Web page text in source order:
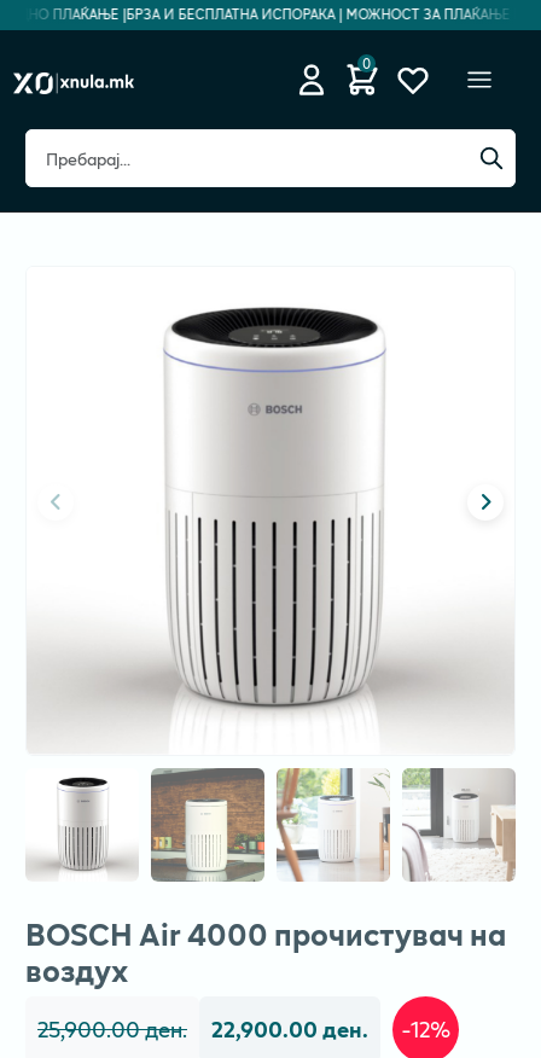
ПЛАЌАЊЕ |БРЗА И БЕСПЛАТНА ИСПОРАКА | МОЖНОСТ ЗА ПЛАЌАЊЕ НА
0
BOSCH Air 4000 прочистувач на
воздух
25,900.00 ден. 22,900.00 ден. -12%